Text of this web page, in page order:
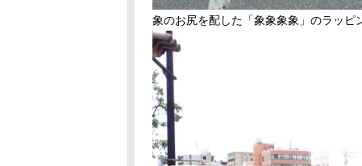
象のお尻を配した「象象象象」のラッピ